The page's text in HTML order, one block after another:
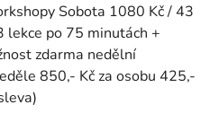
Sobota 1080 Kč / 43
lekce po 75 minutách +
zdarma nedělní
850,- Kč za osobu 425,-